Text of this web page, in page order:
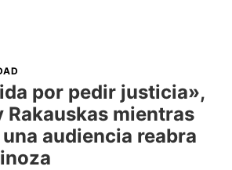
por pedir justicia»,
Rakauskas mientras
audiencia reabra